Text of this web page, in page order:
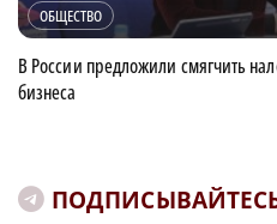
ОБЩЕСТВО
В России предложили смягчить
бизнеса